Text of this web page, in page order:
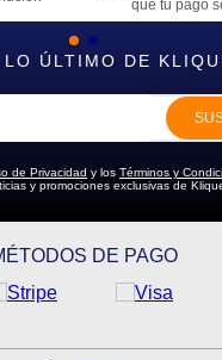
que tu pago
LO ÚLTIMO DE
de Privacidad y los Términos y
y promociones exclusivas de
DE PAGO